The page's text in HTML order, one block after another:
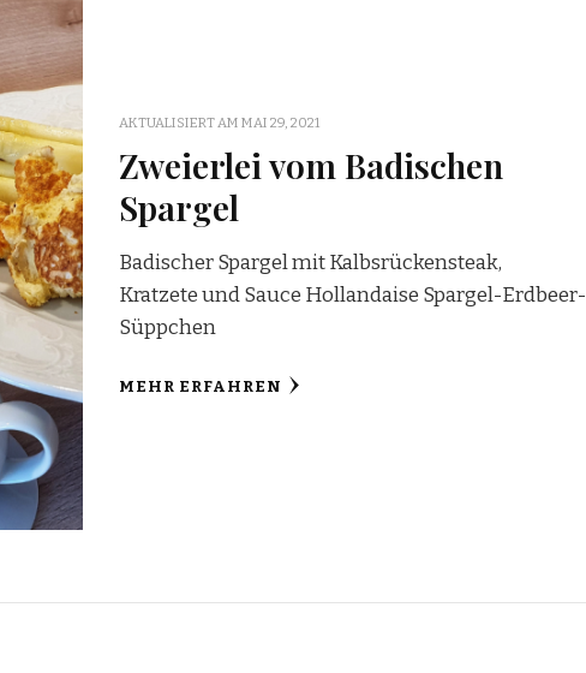
AKTUALISIERT AMMAI 29, 2021
Zweierlei vom Badischen
Spargel
Badischer Spargel mit Kalbsrückensteak,
Kratzete und Sauce Hollandaise Spargel-Erdbeer-
Süppchen
MEHR ERFAHREN